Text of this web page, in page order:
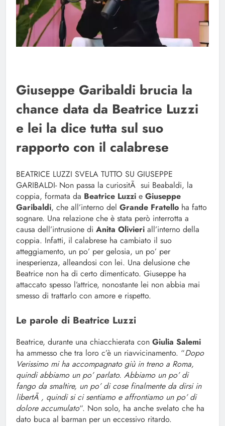
Giuseppe Garibaldi brucia la
chance data da Beatrice Luzzi
e lei la dice tutta sul suo
rapporto con il calabrese
BEATRICE LUZZI SVELA TUTTO SU GIUSEPPE
GARIBALDI- Non passa la curiositÃ sui Beabaldi, la
coppia, formata da Beatrice Luzzi e Giuseppe
Garibaldi, che all’interno del Grande Fratello ha fatto
sognare. Una relazione che è stata però interrotta a
causa dell’intrusione di Anita Olivieri all’interno della
coppia. Infatti, il calabrese ha cambiato il suo
atteggiamento, un po’ per gelosia, un po’ per
inesperienza, alleandosi con lei. Una delusione che
Beatrice non ha di certo dimenticato. Giuseppe ha
attaccato spesso l’attrice, nonostante lei non abbia mai
smesso di trattarlo con amore e rispetto.
Le parole di Beatrice Luzzi
Beatrice, durante una chiacchierata con Giulia Salemi
ha ammesso che tra loro c’è un riavvicinamento. “Dopo
Verissimo mi ha accompagnato giù in treno a Roma,
quindi abbiamo un po’ parlato. Abbiamo un po’ di
fango da smaltire, un po’ di cose finalmente da dirsi in
libertÃ , quindi si ci sentiamo e affrontiamo un po’ di
dolore accumulato“. Non solo, ha anche svelato che ha
dato buca al barman per un eccessivo ritardo.